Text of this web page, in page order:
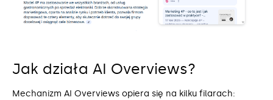
Jak działa AI Overviews?
Mechanizm AI Overviews opiera się na kilku filarach: